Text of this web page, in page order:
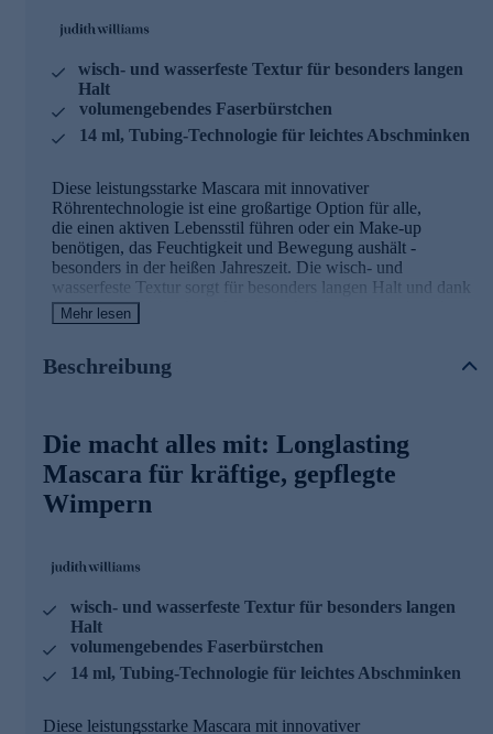
wisch- und wasserfeste Textur für besonders langen
Halt
volumengebendes Faserbürstchen
14 ml, Tubing-Technologie für leichtes Abschminken
Diese leistungsstarke Mascara mit innovativer
Röhrentechnologie ist eine großartige Option für alle,
die einen aktiven Lebensstil führen oder ein Make-up
benötigen, das Feuchtigkeit und Bewegung aushält -
besonders in der heißen Jahreszeit. Die wisch- und
wasserfeste Textur sorgt für besonders langen Halt und dank
der Tubing-Technologie lässt sich die Wimperntusche relativ
einfach mit warmem Wasser abnehmen.
Tubing Technologie
leicht wieder abwaschen lässt - ganz ohne spezielle Make-
up-Entferner
Arganöl
Wimpern
widerstandsfähiger
Innovative Röhrentechnologie - Warm-Water-Removal
• Lang anhaltende und wischfeste Deckkraft über den
Mehr lesen
Beschreibung
Die macht alles mit: Longlasting
Mascara für kräftige, gepflegte
Wimpern
wisch- und wasserfeste Textur für besonders langen
Halt
volumengebendes Faserbürstchen
14 ml, Tubing-Technologie für leichtes Abschminken
Diese leistungsstarke Mascara mit innovativer